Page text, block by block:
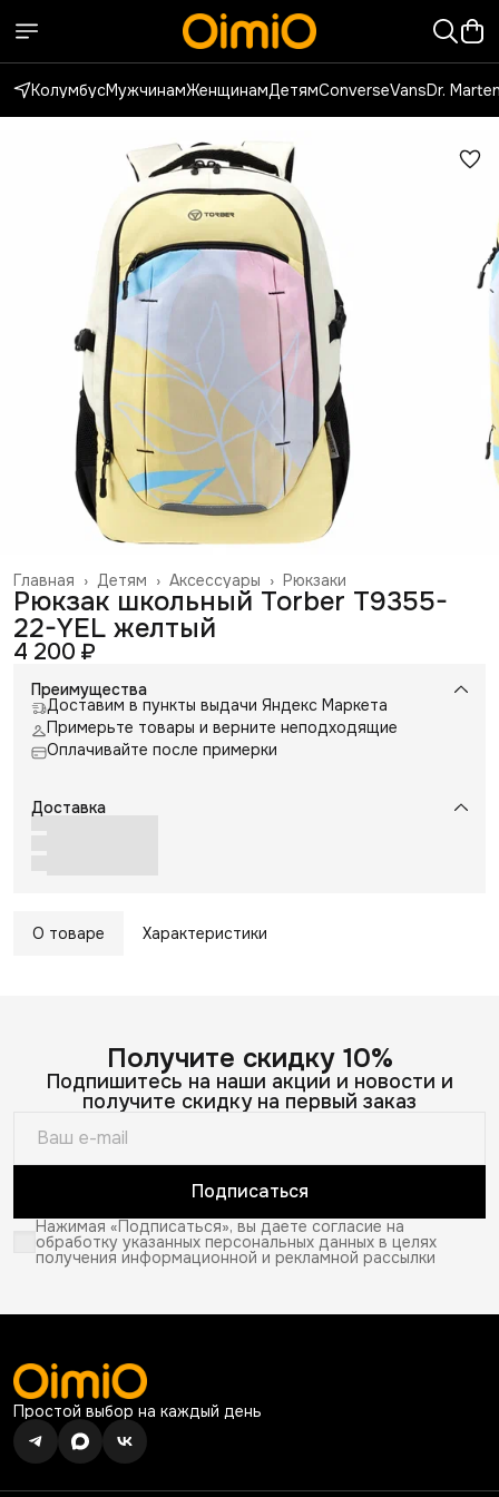
КолумбусМужчинамЖенщинамДетямConverseVansDr.
Рюкзаки
Аксессуары ›
Детям ›
Главная ›
Рюкзак школьный Torber T9355-
22-YEL желтый
4 200 ₽
Преимущества
Доставим в пункты выдачи Яндекс Маркета
Примерьте товары и верните неподходящие
Оплачивайте после примерки
Доставка
О товаре Характеристики
Получите скидку 10%
Подпишитесь на наши акции и новости и
получите скидку на первый заказ
Подписаться
Нажимая «Подписаться», вы даете согласие на
обработку указанных персональных данных в целях
получения информационной и рекламной рассылки
Простой выбор на каждый день